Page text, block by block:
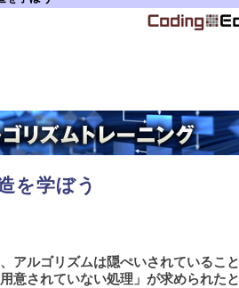
を学ぼう
アルゴリズムは隠ぺいされていること
意されていない処理」が求められたと